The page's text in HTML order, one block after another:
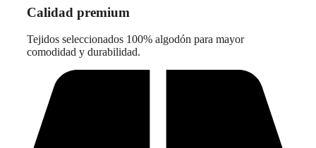
Calidad premium
Tejidos seleccionados 100% algodón para mayor
comodidad y durabilidad.